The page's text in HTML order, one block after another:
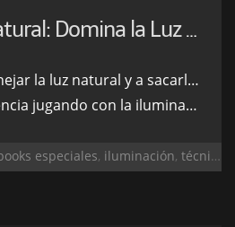
Iluminación Natural: Domina la Luz SIN Flash
luz natural y a sacarle todo el jugo.
con la iluminación natural en tus fotos.
especiales, iluminación, técnicas fotográficas